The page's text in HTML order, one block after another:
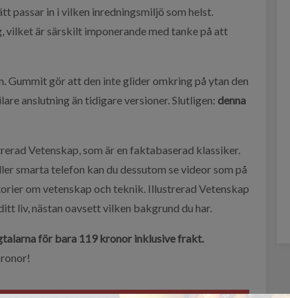
passar in i vilken inredningsmiljö som helst.
vilket är särskilt imponerande med tanke på att
Gummit gör att den inte glider omkring på ytan den
anslutning än tidigare versioner. Slutligen: denna
Vetenskap, som är en faktabaserad klassiker.
smarta telefon kan du dessutom se videor som på
om vetenskap och teknik. Illustrerad Vetenskap
liv, nästan oavsett vilken bakgrund du har.
för bara 119 kronor inklusive frakt.